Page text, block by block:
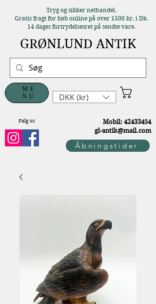
Mobil: 42433454
gl-antik@mail.com
ME
NU
Følg os
Tryg og sikker nethandel.
Gratis fragt for køb online på over 1500 kr. i Dk.
14 dages fortrydelsesret på sendte vare.
GRØNLUND ANTIK
DKK (kr)
Åbningstider